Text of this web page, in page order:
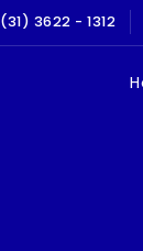
(31) 3622 - 1312
10 ANOS